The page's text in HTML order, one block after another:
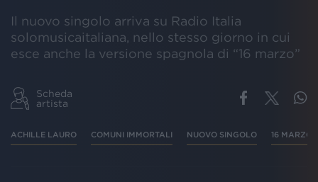
Il nuovo singolo arriva su Radio Italia
solomusicaitaliana, nello stesso giorno in cui
esce anche la versione spagnola di “16 marzo”
Scheda
artista
ACHILLE LAURO COMUNI IMMORTALI NUOVO SINGOLO 16 MARZO